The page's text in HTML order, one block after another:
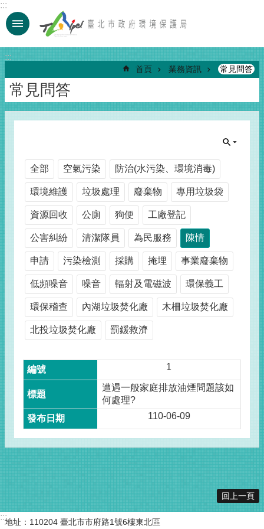
跳到主要內容區塊
:::
:::
首頁 業務資訊 常見問答
常見問答
全部 空氣污染 防治(水污染、環境消毒)
環境維護 垃圾處理 廢棄物 專用垃圾袋
資源回收 公廁 狗便 工廠登記
公害糾紛 清潔隊員 為民服務 陳情
申請 污染檢測 採購 掩埋 事業廢棄物
低頻噪音 噪音 輻射及電磁波 環保義工
環保稽查 內湖垃圾焚化廠 木柵垃圾焚化廠
北投垃圾焚化廠 罰鍰救濟
1
遭遇一般家庭排放油煙問題該如
何處理?
110-06-09
回上一頁
:::地址：110204 臺北市市府路1號6樓東北區